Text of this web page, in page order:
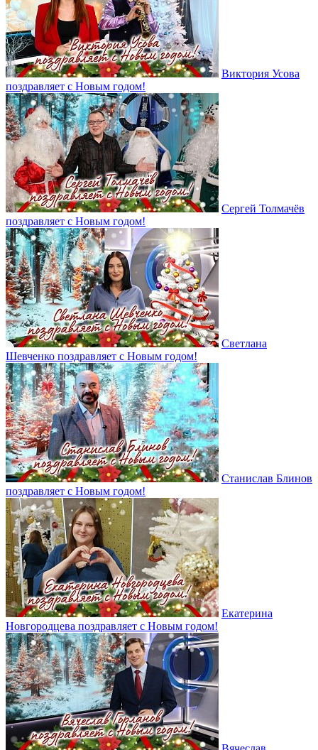
Виктория Усова
поздравляет с Новым годом!
Сергей Толмачёв
поздравляет с Новым годом!
Светлана
Шевченко поздравляет с Новым годом!
Станислав Блинов
поздравляет с Новым годом!
Екатерина
Новгородцева поздравляет с Новым годом!